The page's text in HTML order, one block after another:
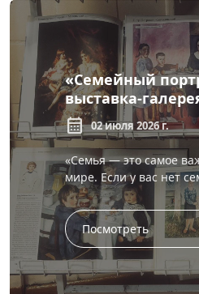
«Семейный
выставка-
семьи, любви и
calendar_month 02 июля 2026 г.
«Семья — это самое
мире. Если у вас нет
что у вас нет ничего».
зале л...
Посмотреть